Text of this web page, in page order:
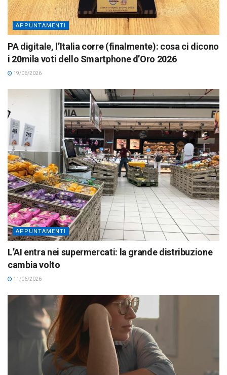
APPUNTAMENTI
PA digitale, l’Italia corre (finalmente): cosa ci dicono
i 20mila voti dello Smartphone d’Oro 2026
19/06/2026
APPUNTAMENTI
L’AI entra nei supermercati: la grande distribuzione
cambia volto
11/06/2026